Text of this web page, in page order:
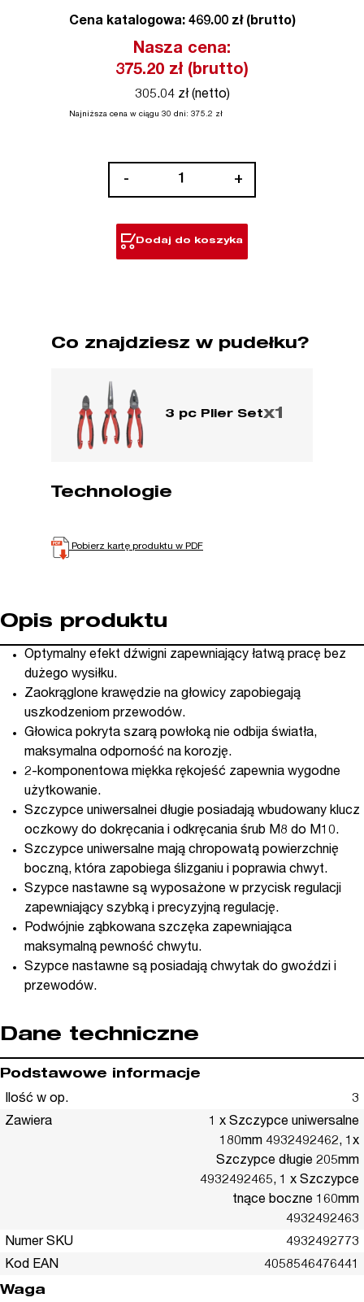
Cena katalogowa: 469.00 zł (brutto)
Nasza cena:
375.20 zł (brutto)
305.04 zł (netto)
Najniższa cena w ciągu 30 dni: 375.2 zł
-
3szt.
+
Dodaj do koszyka
Co znajdziesz w pudełku?
3 pc Plier Setx1
Technologie
Pobierz kartę produktu w PDF
Opis produktu
Optymalny efekt dźwigni zapewniający łatwą pracę bez
dużego wysiłku.
Zaokrąglone krawędzie na głowicy zapobiegają
uszkodzeniom przewodów.
Głowica pokryta szarą powłoką nie odbija światła,
maksymalna odporność na korozję.
2-komponentowa miękka rękojeść zapewnia wygodne
użytkowanie.
Szczypce uniwersalnei długie posiadają wbudowany klucz
oczkowy do dokręcania i odkręcania śrub M8 do M10.
Szczypce uniwersalne mają chropowatą powierzchnię
boczną, która zapobiega ślizganiu i poprawia chwyt.
Szypce nastawne są wyposażone w przycisk regulacji
zapewniający szybką i precyzyjną regulację.
Podwójnie ząbkowana szczęka zapewniająca
maksymalną pewność chwytu.
Szypce nastawne są posiadają chwytak do gwoździ i
przewodów.
Dane techniczne
Podstawowe informacje
Ilość w op.
3
Zawiera
1 x Szczypce uniwersalne
180mm 4932492462, 1x
Szczypce długie 205mm
4932492465, 1 x Szczypce
tnące boczne 160mm
4932492463
Numer SKU
4932492773
Kod EAN
4058546476441
Waga